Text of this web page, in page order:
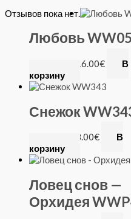
Отзывов пока нет.
Любовь
16.00€
В
корзину
Снежок
8.00€
В
корзину
Ловец снов —
Орхидея